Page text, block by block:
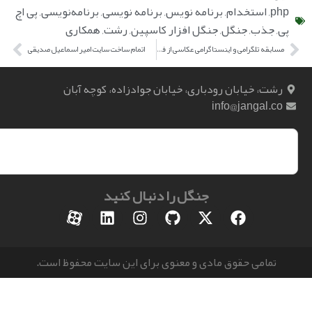
استخدام,برنامه نویس,برنامه نویسی,برنامه‌نویسی,پی اچ
,جنگل,جنگل افزار کاسپین,رشت,همکاری
مسابقه تلگرامی و اینستاگرامی عکاسی از فناوری و تکنولوژی گیلان به مناسبت نوروزبل اتمام ساخت سایت امیر اسماعیل صدیقی
خیابان رودباری، خیابان جوادزاده، کوچه آبان
جنگل را دنبال کنید
حقوق مادی و معنوی برای این سایت محفوظ است.